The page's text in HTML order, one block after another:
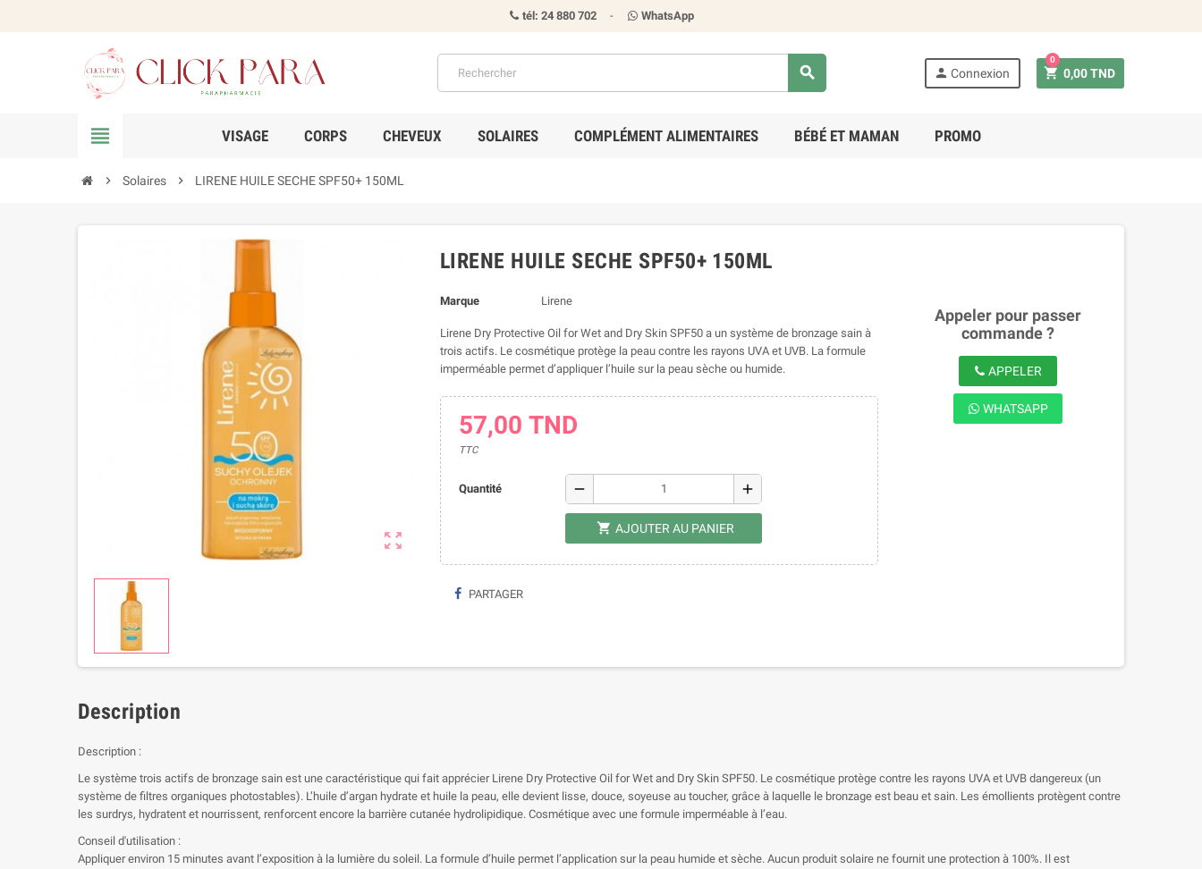
tél: 24 880 702 - WhatsApp
search person Connexion shopping_cart 0,00 TND
0
view_headline VISAGE CORPS CHEVEUX SOLAIRES COMPLÉMENT ALIMENTAIRES BÉBÉ ET MAMAN PROMO
chevron_right Solaires chevron_right LIRENE HUILE SECHE SPF50+ 150ML
zoom_out_map
LIRENE HUILE SECHE SPF50+ 150ML
Marque Lirene
Lirene Dry Protective Oil for Wet and Dry Skin SPF50 a un système de bronzage sain à
trois actifs. Le cosmétique protège la peau contre les rayons UVA et UVB. La formule
imperméable permet d’appliquer l’huile sur la peau sèche ou humide.
57,00 TND
TTC
Quantité remove add
shopping_cart AJOUTER AU PANIER
PARTAGER
Appeler pour passer
commande ?
APPELER
WHATSAPP
Description
Description :
Le système trois actifs de bronzage sain est une caractéristique qui fait apprécier Lirene Dry Protective Oil for Wet and Dry Skin SPF50. Le cosmétique protège contre les rayons UVA et UVB dangereux (un
système de filtres organiques photostables). L’huile d’argan hydrate et huile la peau, elle devient lisse, douce, soyeuse au toucher, grâce à laquelle le bronzage est beau et sain. Les émollients protègent contre
les surdrys, hydratent et nourrissent, renforcent encore la barrière cutanée hydrolipidique. Cosmétique avec une formule imperméable à l’eau.
Conseil d'utilisation :
Appliquer environ 15 minutes avant l’exposition à la lumière du soleil. La formule d’huile permet l’application sur la peau humide et sèche. Aucun produit solaire ne fournit une protection à 100%. Il est